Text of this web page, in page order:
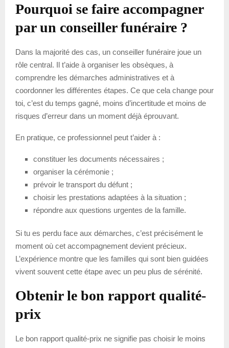
Pourquoi se faire accompagner
par un conseiller funéraire ?
Dans la majorité des cas, un conseiller funéraire joue un
rôle central. Il t’aide à organiser les obsèques, à
comprendre les démarches administratives et à
coordonner les différentes étapes. Ce que cela change pour
toi, c’est du temps gagné, moins d’incertitude et moins de
risques d’erreur dans un moment déjà éprouvant.
En pratique, ce professionnel peut t’aider à :
constituer les documents nécessaires ;
organiser la cérémonie ;
prévoir le transport du défunt ;
choisir les prestations adaptées à la situation ;
répondre aux questions urgentes de la famille.
Si tu es perdu face aux démarches, c’est précisément le
moment où cet accompagnement devient précieux.
L’expérience montre que les familles qui sont bien guidées
vivent souvent cette étape avec un peu plus de sérénité.
Obtenir le bon rapport qualité-
prix
Le bon rapport qualité-prix ne signifie pas choisir le moins